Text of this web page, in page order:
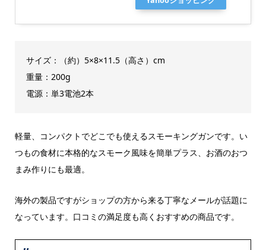
サイズ：（約）5×8×11.5（高さ）cm
重量：200g
電源：単3電池2本
軽量、コンパクトでどこでも使えるスモーキングガンです。い
つもの食材に本格的なスモーク風味を簡単プラス、お酒のおつ
まみ作りにも最適。
海外の製品ですがショップの方から来る丁寧なメールが話題に
なっています。口コミの満足度も高くおすすめの商品です。